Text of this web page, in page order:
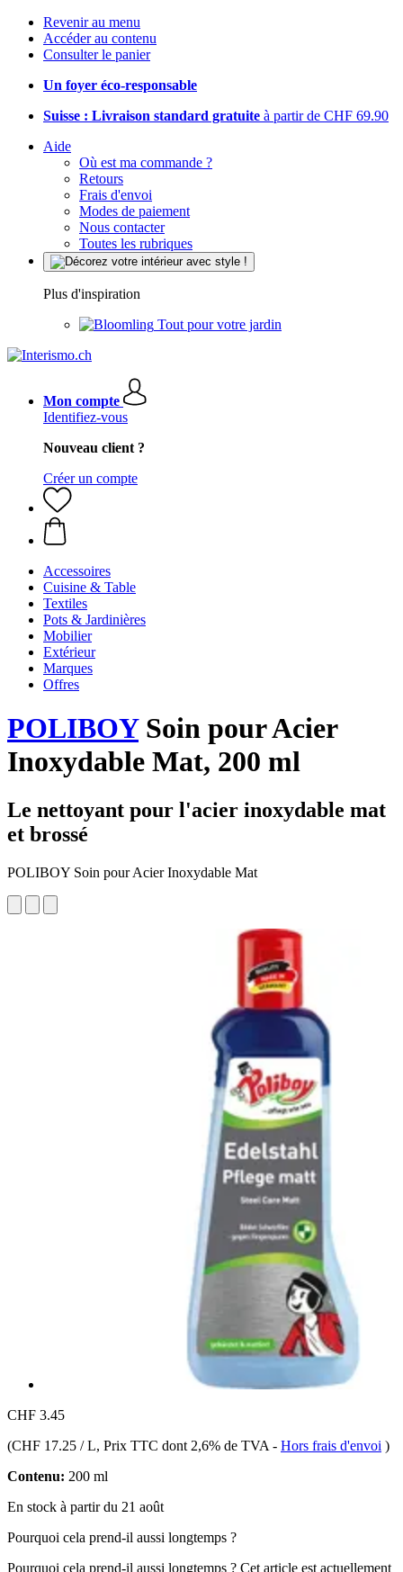
Revenir au menu
Accéder au contenu
Consulter le panier
Un foyer éco-responsable
Suisse : Livraison standard gratuite à partir de CHF 69.90
Aide
Où est ma commande ?
Retours
Frais d'envoi
Modes de paiement
Nous contacter
Toutes les rubriques
Plus d'inspiration
Tout pour votre jardin
Mon compte
Identifiez-vous
Nouveau client ?
Créer un compte
Accessoires
Cuisine & Table
Textiles
Pots & Jardinières
Mobilier
Extérieur
Marques
Offres
POLIBOYSoin pour Acier
Inoxydable Mat, 200 ml
Le nettoyant pour l'acier inoxydable mat
et brossé
POLIBOY Soin pour Acier Inoxydable Mat
CHF 3.45
(CHF 17.25 / L, Prix TTC dont 2,6% de TVA - Hors frais d'envoi )
Contenu: 200 ml
En stock à partir du 21 août
Pourquoi cela prend-il aussi longtemps ?
Pourquoi cela prend-il aussi longtemps ? Cet article est actuellement